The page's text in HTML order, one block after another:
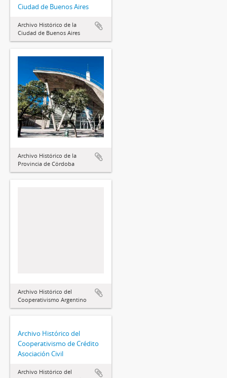
Ciudad de Buenos Aires
Archivo Histórico de la
Ciudad de Buenos Aires
Archivo Histórico de la
Provincia de Córdoba
Archivo Histórico del
Cooperativismo Argentino
Archivo Histórico del
Cooperativismo de Crédito
Asociación Civil
Archivo Histórico del